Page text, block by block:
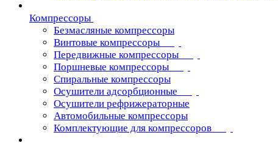
Компрессоры
Безмасляные компрессоры
Винтовые компрессоры
Передвижные компрессоры
Поршневые компрессоры
Спиральные компрессоры
Осушители адсорбционные
Осушители рефрижераторные
Автомобильные компрессоры
Комплектующие для компрессоров